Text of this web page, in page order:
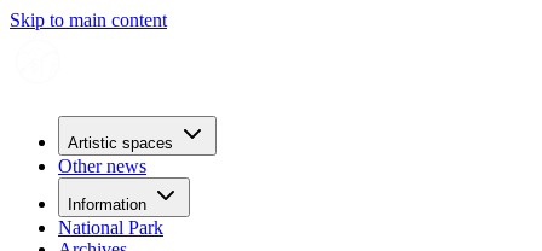
Skip to main content
Artistic spaces
Other news
Information
National Park